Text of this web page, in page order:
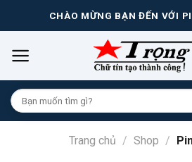
CHÀO MỪNG BẠN ĐẾN VỚI
Tìm
kiếm
cho:
Trang chủ / Shop /